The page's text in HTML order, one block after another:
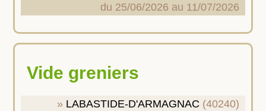
du 25/06/2026 au 11/07/2026
Vide greniers
LABASTIDE-D'ARMAGNAC (40240)